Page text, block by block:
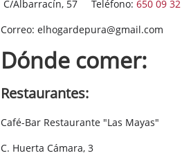
C/Albarracín, 57 Teléfono: 650 09
Correo: elhogardepura@gmail.com
Dónde comer:
Restaurantes:
Café-Bar Restaurante "Las Mayas"
C. Huerta Cámara, 3